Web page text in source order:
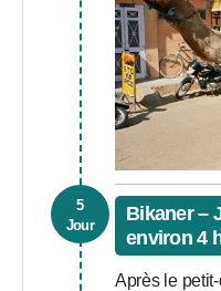
5
Jour
Bikaner –
environ 4
Après le